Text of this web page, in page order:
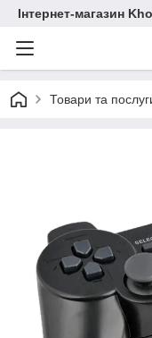
Інтернет-магазин
Товари та